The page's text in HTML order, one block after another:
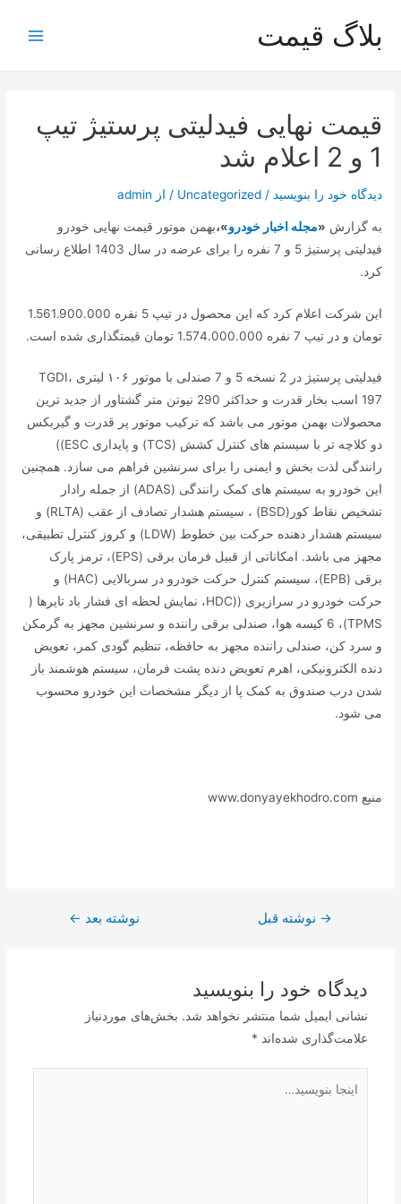
محتوا
بلاگ قیمت
قیمت نهایی فیدلیتی پرستیژ تیپ
1 و 2 اعلام شد
دیدگاه‌ خود را بنویسید /
Uncategorized / از admin
به گزارش «مجله اخبار خودرو»،بهمن موتور قیمت نهایی خودرو
فیدلیتی پرستیژ 5 و 7 نفره را برای عرضه در سال 1403 اطلاع رسانی
کرد.
این شرکت اعلام کرد که این محصول در تیپ 5 نفره 1.561.900.000
تومان و در تیپ 7 نفره 1.574.000.000 تومان قیمتگذاری شده است.
فیدلیتی پرستیژ در 2 نسخه 5 و 7 صندلی با موتور ۱۰۶ لیتری TGDI،
197 اسب بخار قدرت و حداکثر 290 نیوتن متر گشتاور از جدید ترین
محصولات بهمن موتور می باشد که ترکیب موتور پر قدرت و گیربکس
دو کلاچه تر با سیستم های کنترل کشش (TCS) و پایداری ESC))
رانندگی لذت بخش و ایمنی را برای سرنشین فراهم می سازد. همچنین
این خودرو به سیستم های کمک رانندگی (ADAS) از جمله رادار
تشخیص نقاط کور(BSD) ، سیستم هشدار تصادف از عقب (RLTA) و
سیستم هشدار دهنده حرکت بین خطوط (LDW) و کروز کنترل تطبیقی،
مجهز می باشد. امکاناتی از قبیل فرمان برقی (EPS)، ترمز پارک
برقی (EPB)، سیستم کنترل حرکت خودرو در سربالایی (HAC) و
حرکت خودرو در سرازیری ((HDC، نمایش لحظه ای فشار باد تایرها (
TPMS)، 6 کیسه هوا، صندلی برقی راننده و سرنشین مجهز به گرمکن
و سرد کن، صندلی راننده مجهز به حافظه، تنظیم گودی کمر، تعویض
دنده الکترونیکی، اهرم تعویض دنده پشت فرمان، سیستم هوشمند باز
شدن درب صندوق به کمک پا از دیگر مشخصات این خودرو محسوب
می شود.
منیع www.donyayekhodro.com
راهبری
→ نوشته قبل نوشته بعد ←
دیدگاه‌ خود را بنویسید
نشانی ایمیل شما منتشر نخواهد شد. بخش‌های موردنیاز
علامت‌گذاری شده‌اند *
بنویسید…